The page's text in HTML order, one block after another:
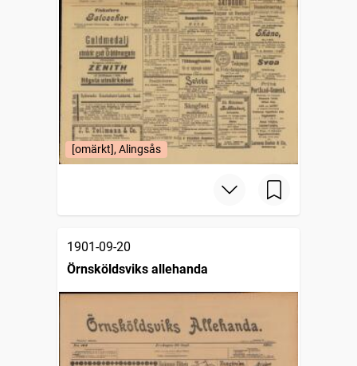
[omärkt], Alingsås
1901-09-20
Örnsköldsviks allehanda